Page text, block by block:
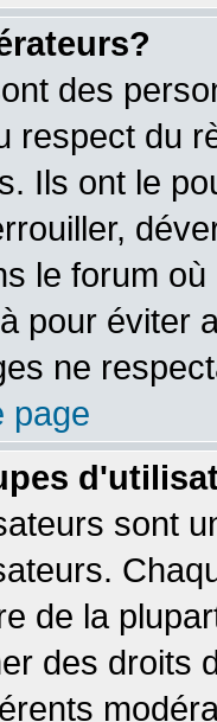
des
respect du
Ils ont le
le forum
pour éviter
ne
page
sont
de la
des droits